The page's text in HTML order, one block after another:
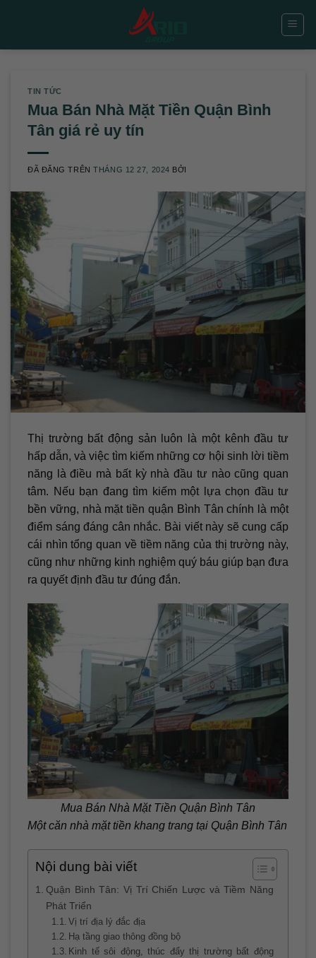
TIN TỨC
Mua Bán Nhà Mặt Tiền Quận Bình
Tân giá rẻ uy tín
ĐÃ ĐĂNG TRÊNTHÁNG 12 27, 2024 BỞI
Thị trường bất động sản luôn là một kênh đầu tư
hấp dẫn, và việc tìm kiếm những cơ hội sinh lời tiềm
năng là điều mà bất kỳ nhà đầu tư nào cũng quan
tâm. Nếu bạn đang tìm kiếm một lựa chọn đầu tư
bền vững, nhà mặt tiền quận Bình Tân chính là một
điểm sáng đáng cân nhắc. Bài viết này sẽ cung cấp
cái nhìn tổng quan về tiềm năng của thị trường này,
cũng như những kinh nghiệm quý báu giúp bạn đưa
ra quyết định đầu tư đúng đắn.
Mua Bán Nhà Mặt Tiền Quận Bình Tân
Một căn nhà mặt tiền khang trang tại Quận Bình Tân
Nội dung bài viết
Quận Bình Tân: Vị Trí Chiến Lược và Tiềm Năng
Phát Triển
Vị trí địa lý đắc địa
Hạ tầng giao thông đồng bộ
Kinh tế sôi động, thúc đẩy thị trường bất động